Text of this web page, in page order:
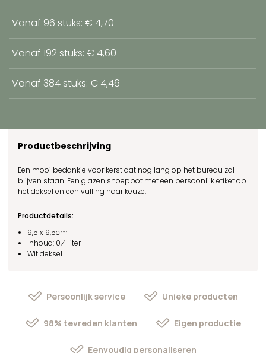
Vanaf 96 stuks: € 4,70
Vanaf 192 stuks: € 4,60
Vanaf 384 stuks: € 4,46
Productbeschrijving
Een mooi bedankje voor kerst dat nog lang op het bureau zal
blijven staan. Een glazen snoeppot met een persoonlijk etiket op
hetdeksel en een vulling naar keuze.
Productdetails:
9,5 x 9,5cm
Inhoud: 0,4 liter
Wit deksel
Persoonlijk service Unieke producten
98% tevreden klanten Eigen productie
Eenvoudig personaliseren